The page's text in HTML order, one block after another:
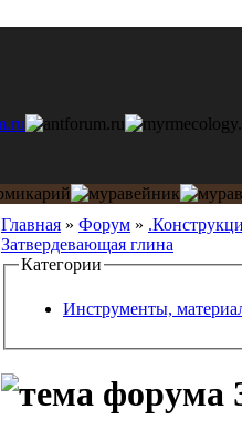
Главная » Форум »
Затвердевающая глина
Категории
Инструменты,